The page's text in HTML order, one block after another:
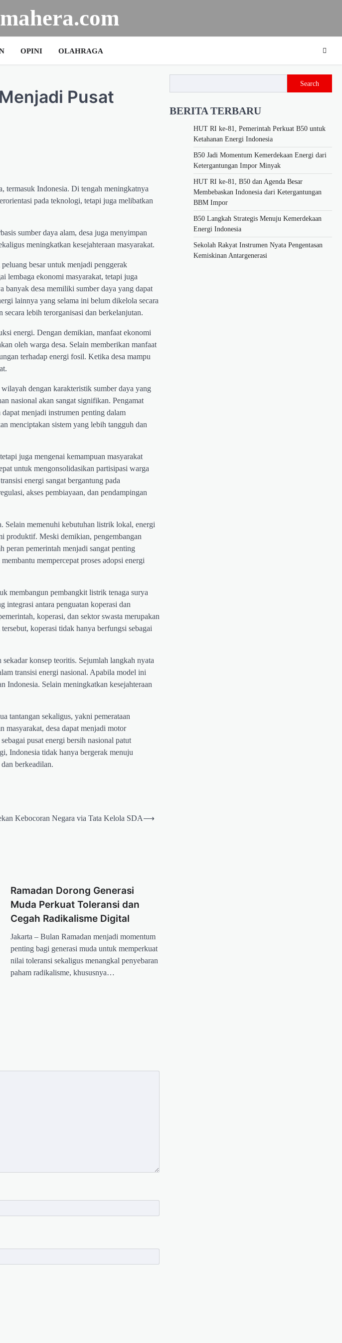
OPINI OLAHRAGA
Pusat
termasuk Indonesia. Di tengah meningkatnya
pada teknologi, tetapi juga melibatkan
sumber daya alam, desa juga menyimpan
meningkatkan kesejahteraan masyarakat.
besar untuk menjadi penggerak
lembaga ekonomi masyarakat, tetapi juga
banyak desa memiliki sumber daya yang dapat
lainnya yang selama ini belum dikelola secara
lebih terorganisasi dan berkelanjutan.
energi. Dengan demikian, manfaat ekonomi
oleh warga desa. Selain memberikan manfaat
terhadap energi fosil. Ketika desa mampu
dengan karakteristik sumber daya yang
nasional akan sangat signifikan. Pengamat
menjadi instrumen penting dalam
menciptakan sistem yang lebih tangguh dan
juga mengenai kemampuan masyarakat
untuk mengonsolidasikan partisipasi warga
energi sangat bergantung pada
akses pembiayaan, dan pendampingan
Selain memenuhi kebutuhan listrik lokal, energi
produktif. Meski demikian, pengembangan
peran pemerintah menjadi sangat penting
mempercepat proses adopsi energi
membangun pembangkit listrik tenaga surya
antara penguatan koperasi dan
koperasi, dan sektor swasta merupakan
koperasi tidak hanya berfungsi sebagai
konsep teoritis. Sejumlah langkah nyata
transisi energi nasional. Apabila model ini
Indonesia. Selain meningkatkan kesejahteraan
tantangan sekaligus, yakni pemerataan
masyarakat, desa dapat menjadi motor
pusat energi bersih nasional patut
Indonesia tidak hanya bergerak menuju
berkeadilan.
Kebocoran Negara via Tata Kelola SDA⟶
Ramadan Dorong Generasi
Muda Perkuat Toleransi dan
Cegah Radikalisme Digital
Jakarta – Bulan Ramadan menjadi momentum
penting bagi generasi muda untuk memperkuat
nilai toleransi sekaligus menangkal penyebaran
paham radikalisme, khususnya…
Search
BERITA TERBARU
HUT RI ke-81, Pemerintah Perkuat B50 untuk
Ketahanan Energi Indonesia
B50 Jadi Momentum Kemerdekaan Energi dari
Ketergantungan Impor Minyak
HUT RI ke-81, B50 dan Agenda Besar
Membebaskan Indonesia dari Ketergantungan
BBM Impor
B50 Langkah Strategis Menuju Kemerdekaan
Energi Indonesia
Sekolah Rakyat Instrumen Nyata Pengentasan
Kemiskinan Antargenerasi